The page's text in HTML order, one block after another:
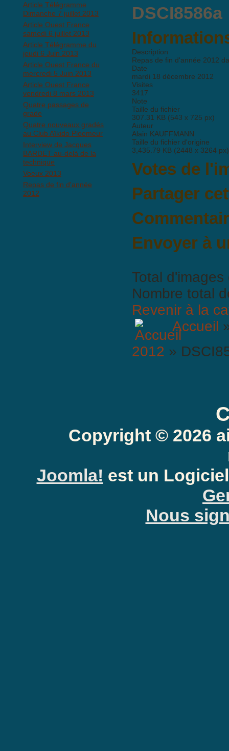
Article Télégramme
Dimanche 7 juillet 2013
Article Ouest France
samedi 6 juillet 2013
Article Télégramme du
jeudi 6 Juin 2013
Article Ouest France du
mercredi 5 Juin 2013
Article Ouest France
vendredi 8 mars 2013
Quatre passages de
grade
Quatre nouveaux gradés
au Club Aïkido Ploemeur
Interview de Jacques
BARDET au-delà de la
technique
Voeux 2013
Repas de fin d'année
2012
DSCI8586a
Description
Repas de fin d'année 2012
Date
mardi 18 décembre 2012
Visites
3417
Note
Taille du fichier
307.31 KB (543 x 725 px)
Auteur
Alain KAUFFMANN
Taille du fichier d'origine
3,435.79 KB (2448 x 3264 px)
Votes de
Partager
BBCode est activé
Anti-Spam: Complètez le
Envoyer à
Total
Nombre total
Revenir à la
Accueil
2012 »
Copyright © 2026
Joomla! est un
Nous